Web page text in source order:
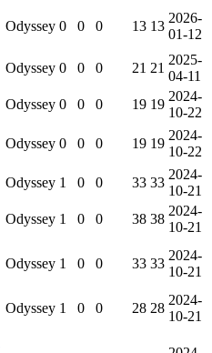
Odyssey 0 0 0 13 13
2026-
01-12
Odyssey 0 0 0 21 21
2025-
04-11
Odyssey 0 0 0 19 19
2024-
10-22
Odyssey 0 0 0 19 19
2024-
10-22
Odyssey 1 0 0 33 33
2024-
10-21
Odyssey 1 0 0 38 38
2024-
10-21
Odyssey 1 0 0 33 33
2024-
10-21
Odyssey 1 0 0 28 28
2024-
10-21